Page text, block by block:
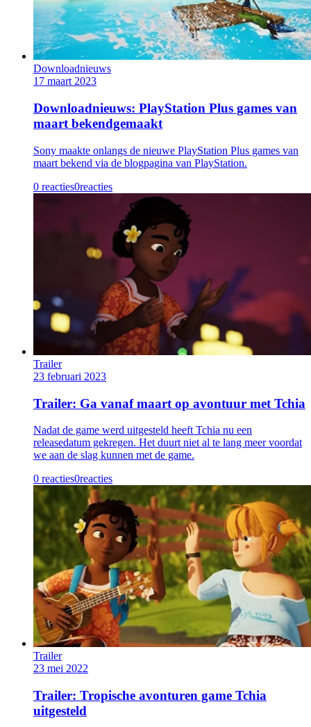
Downloadnieuws
17 maart 2023
Downloadnieuws: PlayStation Plus games van
maart bekendgemaakt
Sony maakte onlangs de nieuwe PlayStation Plus games van
maart bekend via de blogpagina van PlayStation.
0 reacties0reacties
Trailer
23 februari 2023
Trailer: Ga vanaf maart op avontuur met Tchia
Nadat de game werd uitgesteld heeft Tchia nu een
releasedatum gekregen. Het duurt niet al te lang meer voordat
we aan de slag kunnen met de game.
0 reacties0reacties
Trailer
23 mei 2022
Trailer: Tropische avonturen game Tchia
uitgesteld